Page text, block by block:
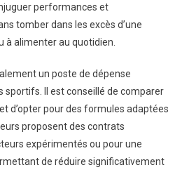
performances et
tomber dans les excès d’une
à alimenter au quotidien.
un poste de dépense
sportifs. Il est conseillé de comparer
d’opter pour des formules adaptées
proposent des contrats
expérimentés ou pour une
de réduire significativement